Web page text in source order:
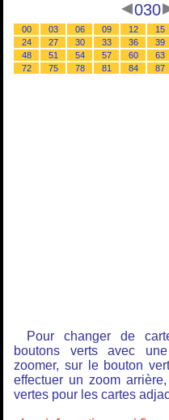
030
00 03 06 09 12 15
24
27 30 33 36 39
48
51 54 57 60 63
72
75 78 81 84 87
Pour changer de
boutons verts avec
zoomer, sur le bouton
effectuer un zoom
vertes pour les cartes